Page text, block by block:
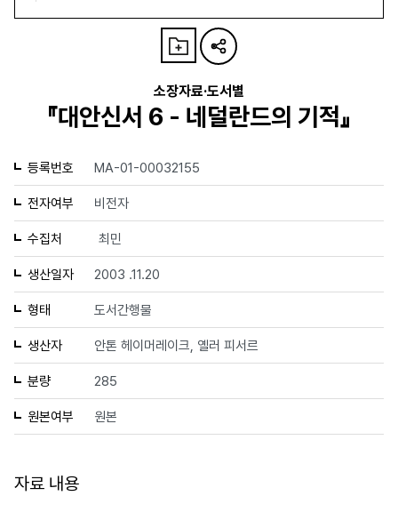
소장자료·도서별
『대안신서 6 - 네덜란드의 기적』
등록번호 MA-01-00032155
전자여부 비전자
수집처 최민
생산일자 2003 .11.20
형태 도서간행물
생산자 안톤 헤이머레이크, 옐러 피서르
분량 285
원본여부 원본
자료 내용